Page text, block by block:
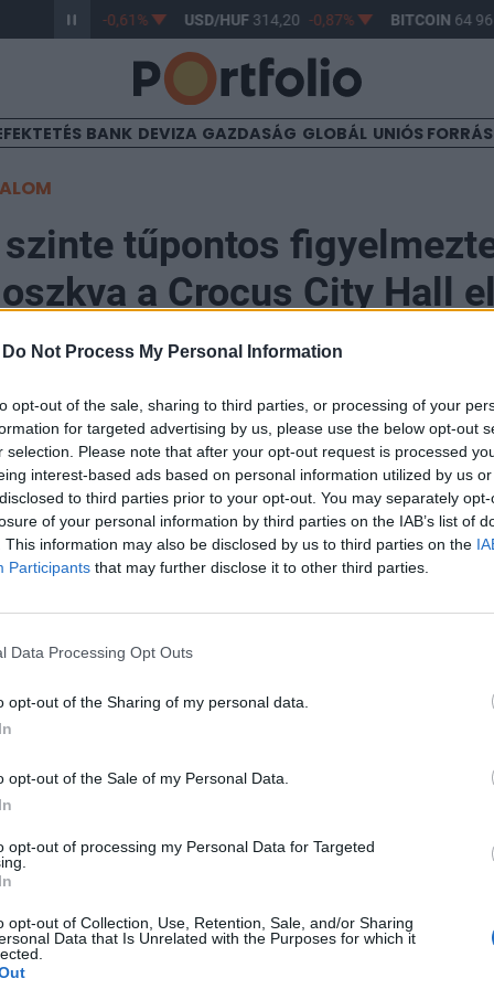
Do Not Process My Personal Information
opt-out of the sale, sharing to third parties, or processing of your
for targeted advertising by us, please use the below opt-out
selection. Please note that after your opt-out request is processed
interest-based ads based on personal information utilized by us
to third parties prior to your opt-out. You may separately
of your personal information by third parties on the IAB’s list of
This information may also be disclosed by us to third parties on the
Participants that may further disclose it to other third parties.
Data Processing Opt Outs
opt-out of the Sharing of my personal data.
opt-out of the Sale of my Personal Data.
opt-out of processing my Personal Data for Targeted
opt-out of Collection, Use, Retention, Sale, and/or Sharing
Data that Is Unrelated with the Purposes for which it
363,17 -0,61% USD/HUF314,20 -0,87% BITCOIN64
BANK DEVIZA GAZDASÁG GLOBÁL UNIÓS
tűpontos
a Crocus City Hall
részletes figyelmeztetést küldött Oroszországnak
ellenük, a Crocus City Hall a Washington által
listáján szerepelt – tudta meg a New York Times.
ellenük: tudták, hogy az ISIS-K támadásra készül és azt is
Crocus City Hall a lehetséges célpontok közt szerepel. Az
portfolio.hu hírarchívumához tartozik, melynek olvasása
tartalmazza:
cikkarchívum